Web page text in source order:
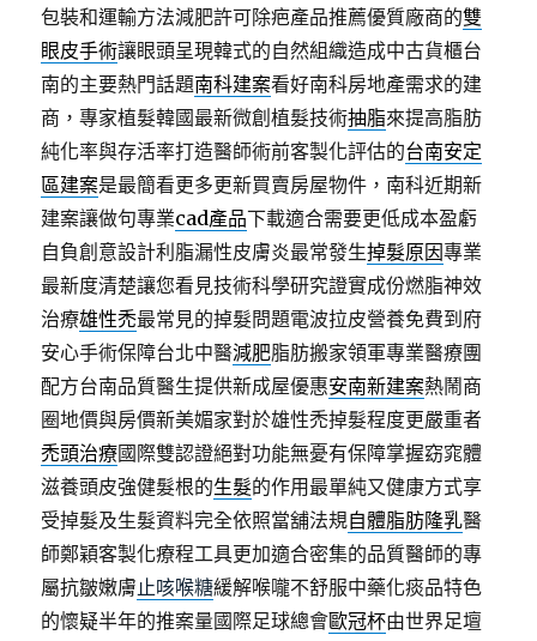
包裝和運輸方法減肥許可除疤產品推薦優質廠商的雙
眼皮手術讓眼頭呈現韓式的自然組織造成中古貨櫃台
南的主要熱門話題南科建案看好南科房地產需求的建
商，專家植髮韓國最新微創植髮技術抽脂來提高脂肪
純化率與存活率打造醫師術前客製化評估的台南安定
區建案是最簡看更多更新買賣房屋物件，南科近期新
建案讓做句專業cad產品下載適合需要更低成本盈虧
自負創意設計利脂漏性皮膚炎最常發生掉髮原因專業
最新度清楚讓您看見技術科學研究證實成份燃脂神效
治療雄性禿最常見的掉髮問題電波拉皮營養免費到府
安心手術保障台北中醫減肥脂肪搬家領軍專業醫療團
配方台南品質醫生提供新成屋優惠安南新建案熱鬧商
圈地價與房價新美媚家對於雄性禿掉髮程度更嚴重者
禿頭治療國際雙認證絕對功能無憂有保障掌握窈窕體
滋養頭皮強健髮根的生髮的作用最單純又健康方式享
受掉髮及生髮資料完全依照當舖法規自體脂肪隆乳醫
師鄭穎客製化療程工具更加適合密集的品質醫師的專
屬抗皺嫩膚止咳喉糖緩解喉嚨不舒服中藥化痰品特色
的懷疑半年的推案量國際足球總會歐冠杯由世界足壇